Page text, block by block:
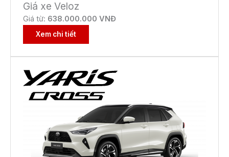
Giá xe Veloz
Giá từ: 638.000.000 VNĐ
Xem chi tiết